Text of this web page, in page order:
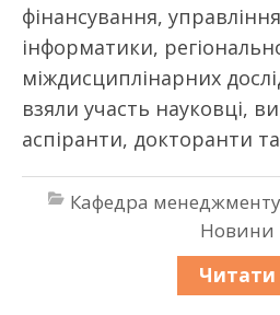
фінансування,
інформатики,
міждисциплінарних
взяли участь науковці,
аспіранти, докторанти
Кафедра
Новини
Читати